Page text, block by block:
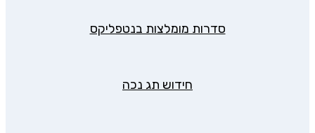
סדרות מומלצות בנטפליקס
חידוש תג נכה